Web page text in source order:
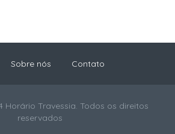
Sobre nós Contato
Travessia. Todos os direitos
reservados